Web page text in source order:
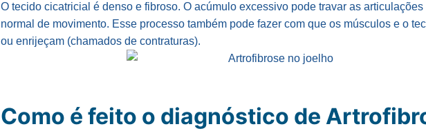
O tecido cicatricial é denso e fibroso. O acúmulo excessivo pode travar as
normal de movimento. Esse processo também pode fazer com que os músculos e o
ou enrijeçam (chamados de contraturas).
Como é feito o diagnóstico de